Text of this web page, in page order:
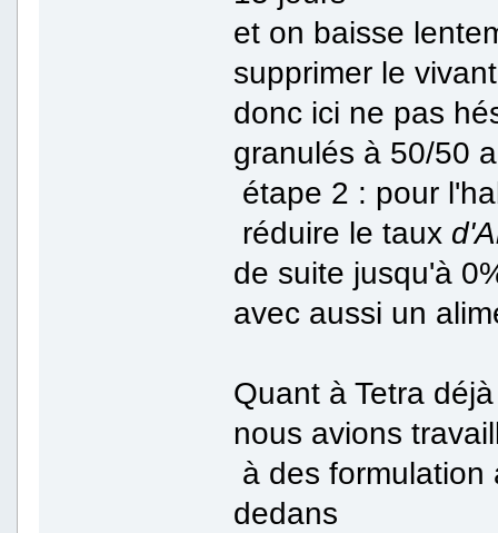
et on baisse
supprimer le vivant
donc ici ne pas
granulés à 50/50
étape 2 : pour
réduire le taux
de suite jusqu'à
avec aussi un
Quant à Tetra
nous avions
à des formulation
dedans